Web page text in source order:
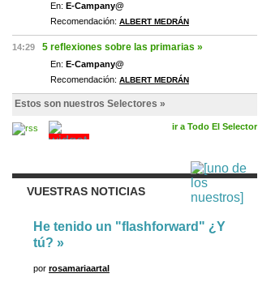
En: E-Campany@
Recomendación: ALBERT MEDRÁN
14:29 5 reflexiones sobre las primarias »
En: E-Campany@
Recomendación: ALBERT MEDRÁN
Estos son nuestros Selectores »
ir a Todo El Selector
VUESTRAS NOTICIAS
He tenido un "flashforward" ¿Y
tú? »
por rosamariaartal